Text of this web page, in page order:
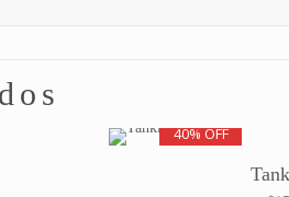
40% OFF